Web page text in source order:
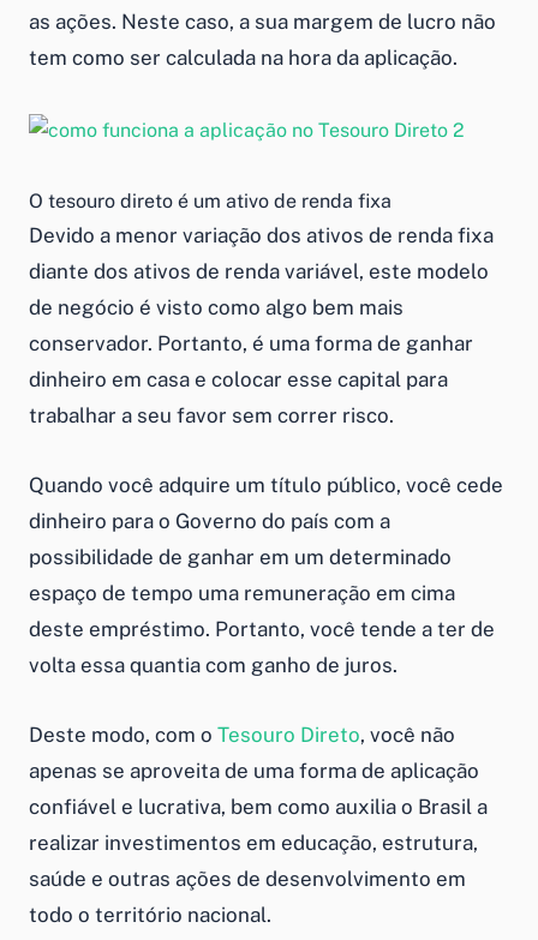
as ações. Neste caso, a sua margem de lucro não
tem como ser calculada na hora da aplicação.
O tesouro direto é um ativo de renda fixa
Devido a menor variação dos ativos de renda fixa
diante dos ativos de renda variável, este modelo
de negócio é visto como algo bem mais
conservador. Portanto, é uma forma de ganhar
dinheiro em casa e colocar esse capital para
trabalhar a seu favor sem correr risco.
Quando você adquire um título público, você cede
dinheiro para o Governo do país com a
possibilidade de ganhar em um determinado
espaço de tempo uma remuneração em cima
deste empréstimo. Portanto, você tende a ter de
volta essa quantia com ganho de juros.
Deste modo, com o Tesouro Direto, você não
apenas se aproveita de uma forma de aplicação
confiável e lucrativa, bem como auxilia o Brasil a
realizar investimentos em educação, estrutura,
saúde e outras ações de desenvolvimento em
todo o território nacional.